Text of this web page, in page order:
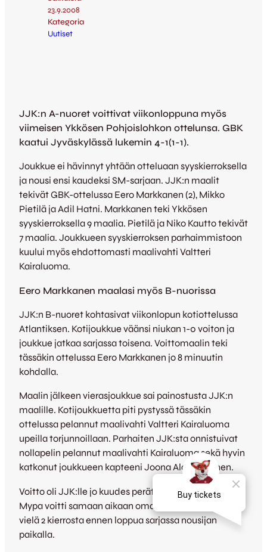
23.9.2008
Kategoria
Uutiset
JJK:n A-nuoret voittivat viikonloppuna myös
viimeisen Ykkösen Pohjoislohkon ottelunsa. GBK
kaatui Jyväskylässä lukemin 4-1(1-1).
Joukkue ei hävinnyt yhtään otteluaan syyskierroksella
ja nousi ensi kaudeksi SM-sarjaan. JJK:n maalit
tekivät GBK-ottelussa Eero Markkanen (2), Mikko
Pietilä ja Adil Hatni. Markkanen teki Ykkösen
syyskierroksella 9 maalia. Pietilä ja Niko Kautto tekivät
7 maalia. Joukkueen syyskierroksen parhaimmistoon
kuului myös ehdottomasti maalivahti Valtteri
Kairaluoma.
Eero Markkanen maalasi myös B-nuorissa
JJK:n B-nuoret kohtasivat viikonlopun kotiottelussa
Atlantiksen. Kotijoukkue väänsi niukan 1-0 voiton ja
joukkue jatkaa sarjassa toisena. Voittomaalin teki
tässäkin ottelussa Eero Markkanen jo 8 minuutin
kohdalla.
Maalin jälkeen vierasjoukkue sai painostusta JJK:n
maalille. Kotijoukkuetta piti pystyssä tässäkin
ottelussa pelannut maalivahti Valtteri Kairaluoma
upeilla torjunnoillaan. Parhaiten JJK:sta onnistuivat
nollapelin pelannut maalivahti Kairaluoma sekä hyvin
katkonut joukkueen kapteeni Joona Alaporkkunen.
Voitto oli JJK:lle jo kuudes perättäinen, mutta kun
Mypa voitti samaan aikaan oman ottelunsa pysyi se
vielä 2 kierrosta ennen loppua sarjassa nousijan
paikalla.